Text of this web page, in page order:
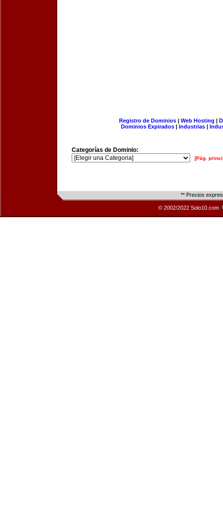
Registro de Dominios| Web Hosting |
Dominios Expirados | Industrias |
Categorías de Dominio:
[Pág.
** Precios
© 2002/2022 Solo10.com